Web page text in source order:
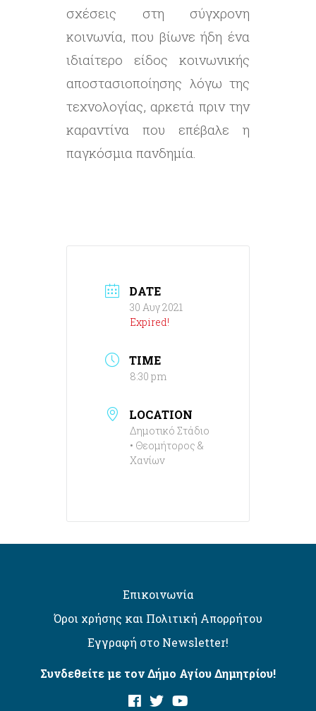
σχέσεις στη σύγχρονη
κοινωνία, που βίωνε ήδη ένα
ιδιαίτερο είδος κοινωνικής
αποστασιοποίησης λόγω της
τεχνολογίας, αρκετά πριν την
καραντίνα που επέβαλε η
παγκόσμια πανδημία.
DATE
30 Αυγ 2021
Expired!
TIME
8:30 pm
LOCATION
Δημοτικό Στάδιο
• Θεομήτορος &
Χανίων
Επικοινωνία
Όροι χρήσης και Πολιτική Απορρήτου
Εγγραφή στο Newsletter!
Συνδεθείτε με τον Δήμο Αγίου Δημητρίου!